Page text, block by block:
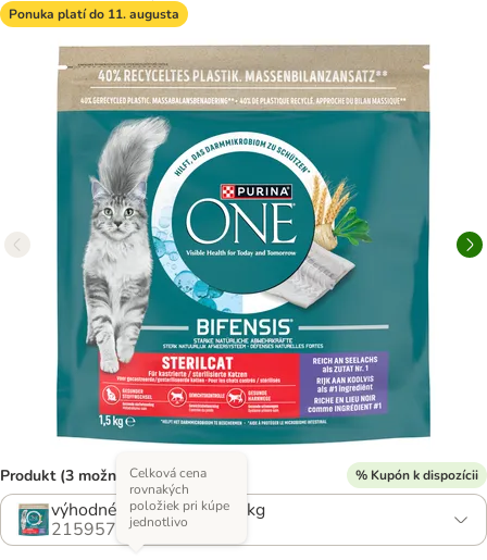
Ponuka platí do 11. augusta
Produkt (3 možností) % Kupón k dispozícii
výhodné balenie: 3 x 1,5 kg
2159574.0
Celková cena
rovnakých
položiek pri kúpe
jednotlivo